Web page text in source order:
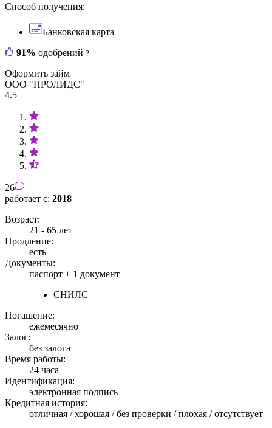
Способ получения:
Банковская карта
91% одобрений ?
Оформить займ
ООО "ПРОЛИДС"
4.5
26
работает с: 2018
Возраст:
21 - 65 лет
Продление:
есть
Документы:
паспорт + 1 документ
СНИЛС
Погашение:
ежемесячно
Залог:
без залога
Время работы:
24 часа
Идентификация:
электронная подпись
Кредитная история:
отличная / хорошая / без проверки / плохая / отсутствует